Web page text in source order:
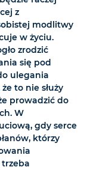
z
modlitwy
w życiu.
zrodzić
się pod
ulegania
to nie służy
prowadzić do
W
gdy serce
którzy